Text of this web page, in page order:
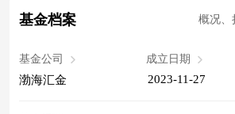
基金档案 概况、
基金公司
渤海汇金
成立日期
2023-11-27